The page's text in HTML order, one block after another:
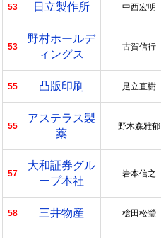
53 日立製作所 中西宏明
53
野村ホールデ
ィングス
古賀信行
55 凸版印刷 足立直樹
55
アステラス製
薬
野木森雅郁
57
大和証券グル
ープ本社
岩本信之
58 三井物産 槍田松瑩